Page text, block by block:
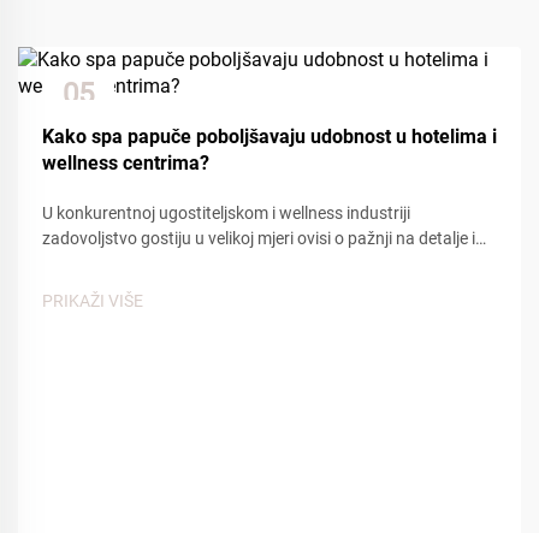
05
Dec
Kako spa papuče poboljšavaju udobnost u hotelima i
wellness centrima?
U konkurentnoj ugostiteljskom i wellness industriji
zadovoljstvo gostiju u velikoj mjeri ovisi o pažnji na detalje i
na iskustvo gostiju, spa papuče igraju ključnu ulogu u
PRIKAŽI VIŠE